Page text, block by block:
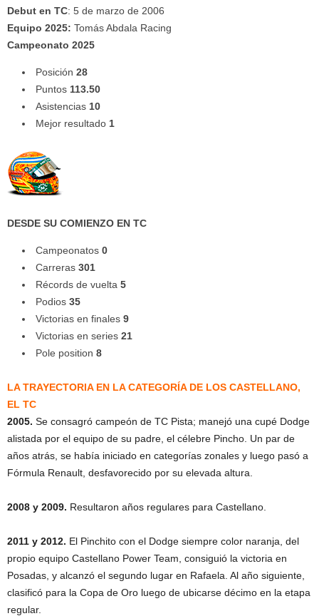
Debut en TC: 5 de marzo de 2006
Equipo 2025: Tomás Abdala Racing
Campeonato 2025
Posición 28
Puntos 113.50
Asistencias 10
Mejor resultado 1
DESDE SU COMIENZO EN TC
Campeonatos 0
Carreras 301
Récords de vuelta 5
Podios 35
Victorias en finales 9
Victorias en series 21
Pole position 8
LA TRAYECTORIA EN LA CATEGORÍA DE LOS CASTELLANO,
EL TC
2005. Se consagró campeón de TC Pista; manejó una cupé Dodge
alistada por el equipo de su padre, el célebre Pincho. Un par de
años atrás, se había iniciado en categorías zonales y luego pasó a
Fórmula Renault, desfavorecido por su elevada altura.
2008 y 2009. Resultaron años regulares para Castellano.
2011 y 2012. El Pinchito con el Dodge siempre color naranja, del
propio equipo Castellano Power Team, consiguió la victoria en
Posadas, y alcanzó el segundo lugar en Rafaela. Al año siguiente,
clasificó para la Copa de Oro luego de ubicarse décimo en la etapa
regular.